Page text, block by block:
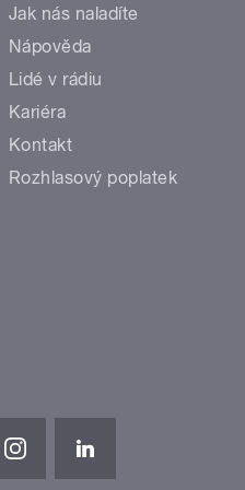
Jak nás naladíte
Nápověda
Lidé v rádiu
Kariéra
Kontakt
Rozhlasový poplatek